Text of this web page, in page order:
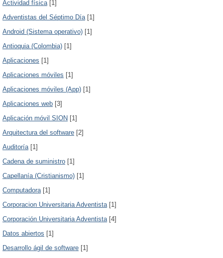
Actividad física[1]
Adventistas del Séptimo Día[1]
Android (Sistema operativo) [1]
Antioquia (Colombia) [1]
Aplicaciones [1]
Aplicaciones móviles [1]
Aplicaciones móviles (App) [1]
Aplicaciones web [3]
Aplicación móvil SION [1]
Arquitectura del software [2]
Auditoría[1]
Cadena de suministro [1]
Capellanía (Cristianismo) [1]
Computadora[1]
Corporacion Universitaria Adventista[1]
Corporación Universitaria Adventista[4]
Datos abiertos [1]
Desarrollo ágil de software [1]